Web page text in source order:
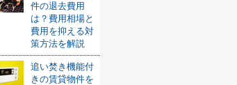
件の退去費用
は？費用相場と
費用を抑える対
策方法を解説
追い焚き機能付
きの賃貸物件を